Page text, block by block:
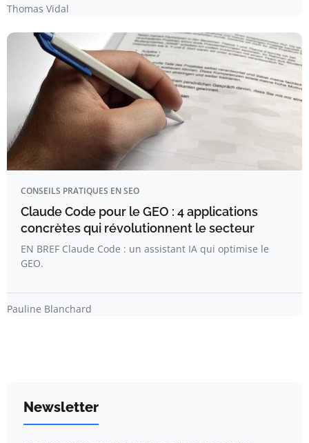
Thomas Vidal
CONSEILS PRATIQUES EN SEO
Claude Code pour le GEO : 4 applications
concrètes qui révolutionnent le secteur
EN BREF Claude Code : un assistant IA qui optimise le
GEO.
Pauline Blanchard
Newsletter